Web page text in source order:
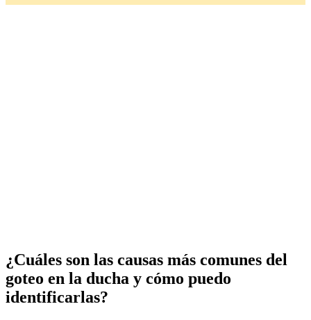
¿Cuáles son las causas más comunes del
goteo en la ducha y cómo puedo
identificarlas?